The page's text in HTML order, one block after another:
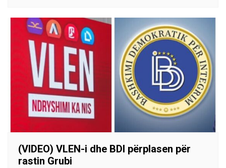
(VIDEO) VLEN-i dhe BDI përplasen për
rastin Grubi